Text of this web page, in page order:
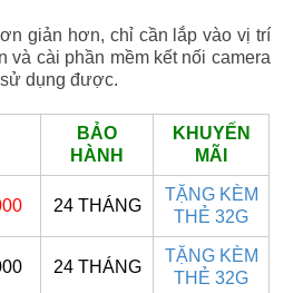
giản hơn, chỉ cần lắp vào vị trí
và cài phần mềm kết nối camera
dụng được.
BẢO
HÀNH
KHUYẾN
MÃI
24 THÁNG
TẶNG KÈM
THẺ 32G
24 THÁNG
TẶNG KÈM
THẺ 32G